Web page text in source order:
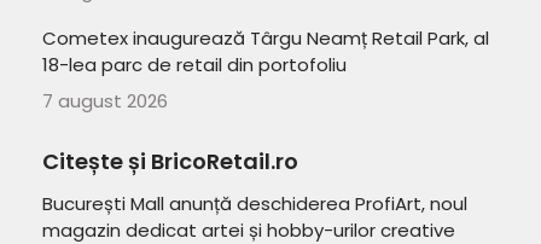
Cometex inaugurează Târgu Neamț Retail Park, al
18-lea parc de retail din portofoliu
7 august 2026
Citește și BricoRetail.ro
București Mall anunță deschiderea ProfiArt, noul
magazin dedicat artei și hobby-urilor creative